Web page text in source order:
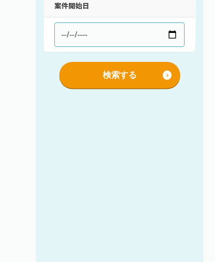
支払サイト30日以内
服装自由
シニア歓迎
外国籍OK
語学力を活かす
社員登用あり
案件開始日
検索する